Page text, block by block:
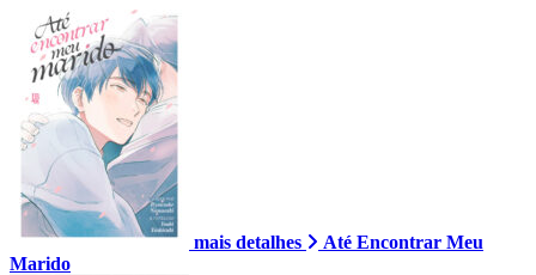
mais detalhes
Até Encontrar Meu
Marido